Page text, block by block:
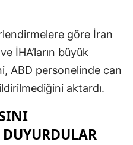
göre İran
İHA’ların büyük
ABD personelinde can
aktardı.